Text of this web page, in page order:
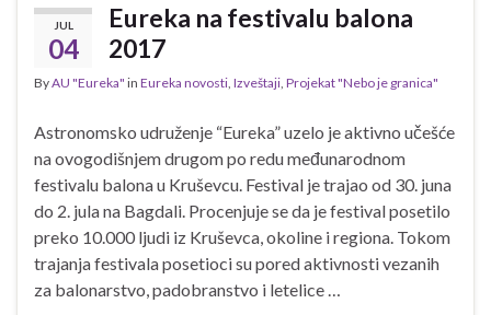
JUL
04
Eureka na festivalu balona
2017
ByAU "Eureka" in Eureka novosti Izveštaji Projekat "Nebo je granica"
Astronomsko udruženje “Eureka” uzelo je aktivno učešće
na ovogodišnjem drugom po redu međunarodnom
festivalu balona u Kruševcu. Festival je trajao od 30. juna
do 2. jula na Bagdali. Procenjuje se da je festival posetilo
preko 10.000 ljudi iz Kruševca, okoline i regiona. Tokom
trajanja festivala posetioci su pored aktivnosti vezanih
za balonarstvo, padobranstvo i letelice …